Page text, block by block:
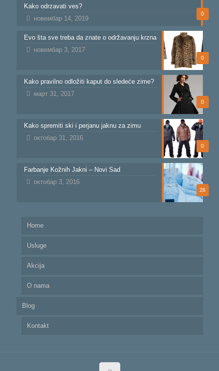
0
Kako odrzavati ves?
новембар 14, 2019
0
Evo šta sve treba da znate o održavanju krzna
новембар 3, 2017
0
Kako pravilno odložiti kaput do sledeće zime?
март 31, 2017
0
Kako spremiti ski i perjanu jaknu za zimu
октобар 31, 2016
26
Farbanje Kožnih Jakni – Novi Sad
октобар 3, 2016
Home
Usluge
Akcija
O nama
Blog
Kontakt